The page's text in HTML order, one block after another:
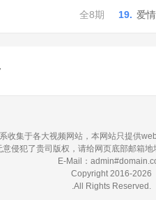
全8期 19. 爱
收集于各大视频网站，本网站只提供
侵犯了贵司版权，请给网页底部邮箱
E-Mail：
Copyright 2016-2026
.All Rights Reserved.